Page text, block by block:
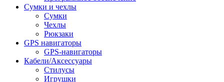
Сумки и чехлы
Сумки
Чехлы
Рюкзаки
GPS навигаторы
GPS-навигаторы
Кабели/Аксессуары
Стилусы
Игрушки